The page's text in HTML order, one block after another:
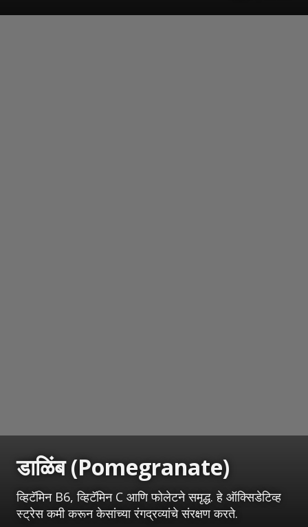
डाळिंब (Pomegranate)
व्हिटॅमिन B6, व्हिटॅमिन C आणि फोलेटने समृद्ध. हे ऑक्सिडेटिव्ह
स्ट्रेस कमी करून केसांच्या रंगद्रव्यांचे संरक्षण करते.